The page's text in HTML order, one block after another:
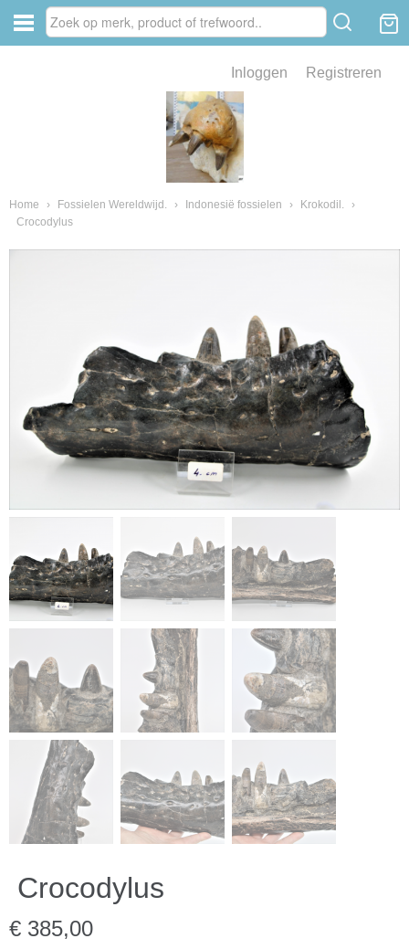
Inloggen Registreren
Home › Fossielen Wereldwijd. › Indonesië fossielen › Krokodil.
›
Crocodylus
Crocodylus
€ 385,00
van fossielen en mineralen